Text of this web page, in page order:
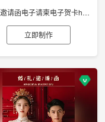
婚礼邀请函电子请柬电子贺卡h5制作
立即制作